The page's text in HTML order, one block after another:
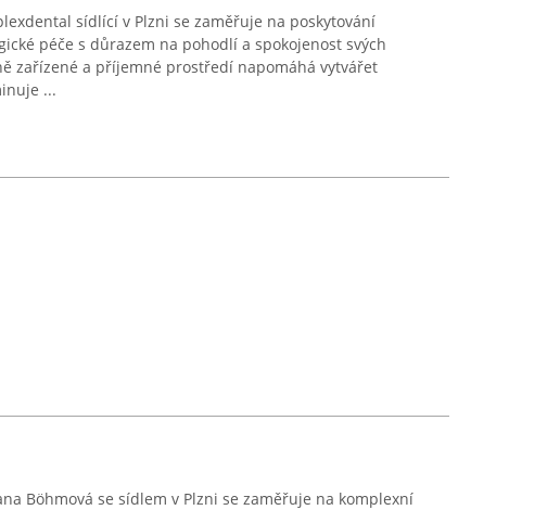
sídlící v Plzni se zaměřuje na poskytování
péče s důrazem na pohodlí a spokojenost svých
zařízené a příjemné prostředí napomáhá vytvářet
...
Böhmová se sídlem v Plzni se zaměřuje na komplexní